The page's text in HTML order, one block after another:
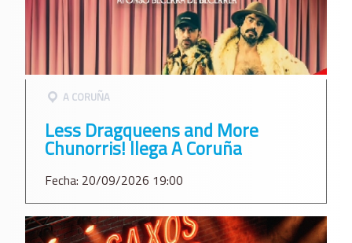
A CORUÑA
Less Dragqueens and More
Chunorris! llega A Coruña
Fecha: 20/09/2026 19:00